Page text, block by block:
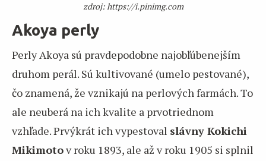
zdroj: https://i.pinimg.com
Akoya perly
Perly Akoya sú pravdepodobne najobľúbenejším
druhom perál. Sú kultivované (umelo pestované),
čo znamená, že vznikajú na perlových farmách. To
ale neuberá na ich kvalite a prvotriednom
vzhľade. Prvýkrát ich vypestoval slávny Kokichi
Mikimotov roku 1893, ale až v roku 1905 si splnil